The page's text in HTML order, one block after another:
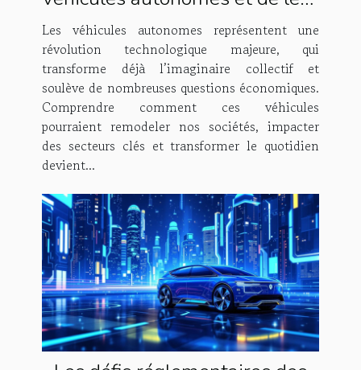
impact économique
Les véhicules autonomes représentent une
révolution technologique majeure, qui
transforme déjà l’imaginaire collectif et
soulève de nombreuses questions économiques.
Comprendre comment ces véhicules
pourraient remodeler nos sociétés, impacter
des secteurs clés et transformer le quotidien
devient...